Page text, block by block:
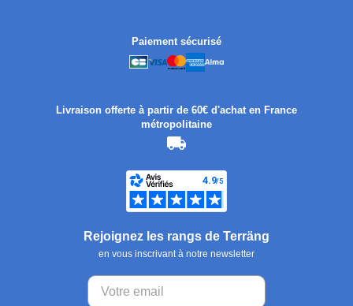
Paiement sécurisé
Livraison offerte à partir de 60€ d'achat en France
métropolitaine
Rejoignez les rangs de Terräng
en vous inscrivant à notre newsletter